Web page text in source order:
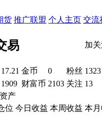
货 推广联盟 个人主页 交流
易 加
17.21 金币 0 粉丝 1323
1909 财富币 2103 关注 13
产
位 今日收益 本周收益 本